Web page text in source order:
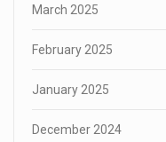
March 2025
February 2025
January 2025
December 2024